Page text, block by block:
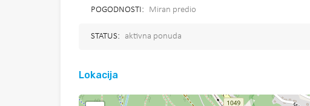
POGODNOSTI: Miran predio
STATUS: aktivna ponuda
Lokacija